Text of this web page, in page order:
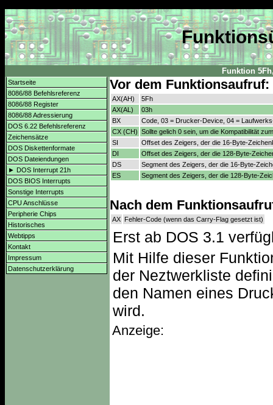
Funktion
Startseite
8086/88 Befehlsreferenz
8086/88 Register
8086/88 Adressierung
DOS 6.22 Befehlsreferenz
Zeichensätze
DOS Diskettenformate
DOS Dateiendungen
► DOS Interrupt 21h
DOS BIOS Interrupts
Sonstige Interrupts
CPU Anschlüsse
Peripherie Chips
Historisches
Webtipps
Kontakt
Impressum
Datenschutzerklärung
Vor dem Funktionsaufruf:
AX(AH)
5Fh
AX(AL)
03h
BX
Code, 03 = Drucker-Device, 04 =
CX (CH) Sollte gelich 0 sein, um die Kompatibilität
SI
Offset des Zeigers, der die 16-Byte-
DI
Offset des Zeigers, der die 128-Byte-
DS
Segment des Zeigers, der die 16-Byte-
ES
Segment des Zeigers, der die 128-Byte-
Nach dem
AX Fehler-Code (wenn das Carry-Flag gesetzt ist)
Erst ab DOS 3.1
Mit Hilfe dieser
der Neztwerkliste
den Namen eines
wird.
Anzeige: